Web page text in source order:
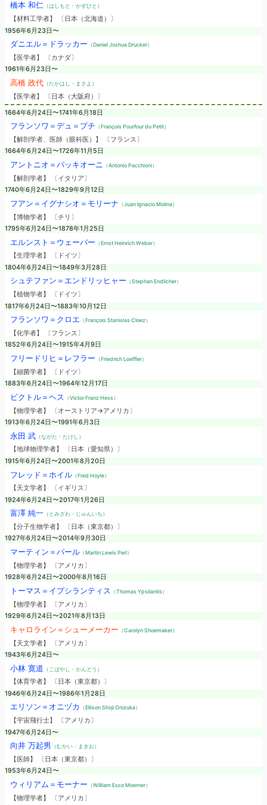
橋本 和仁（はしもと・かずひと）
【材料工学者】 〔日本（北海道）〕
1956年6月23日〜
ダニエル＝ドラッカー （Daniel Joshua Drucker）
【医学者】 〔カナダ〕
1961年6月23日〜
高橋 政代（たかはし・まさよ）
【医学者】 〔日本（大阪府）〕
1664年6月24日〜1741年6月18日
フランソワ＝デュ＝プチ （François Pourfour du Petit）
【解剖学者、医師（眼科医）】 〔フランス〕
1664年6月24日〜1726年11月5日
アントニオ＝パッキオーニ （Antonio Pacchioni）
【解剖学者】 〔イタリア〕
1740年6月24日〜1829年9月12日
フアン＝イグナシオ＝モリーナ （Juan Ignacio Molina）
【博物学者】 〔チリ〕
1795年6月24日〜1878年1月25日
エルンスト＝ウェーバー （Ernst Heinrich Weber）
【生理学者】 〔ドイツ〕
1804年6月24日〜1849年3月28日
シュテファン＝エンドリッヒャー （Stephan Endlicher）
【植物学者】 〔ドイツ〕
1817年6月24日〜1883年10月12日
フランソワ＝クロエ （François Stanislas Cloez）
【化学者】 〔フランス〕
1852年6月24日〜1915年4月9日
フリードリヒ＝レフラー （Friedrich Loeffler）
【細菌学者】 〔ドイツ〕
1883年6月24日〜1964年12月17日
ビクトル＝ヘス （Victor Franz Hess）
【物理学者】 〔オーストリア→アメリカ〕
1913年6月24日〜1991年6月3日
永田 武（ながた・たけし）
【地球物理学者】 〔日本（愛知県）〕
1915年6月24日〜2001年8月20日
フレッド＝ホイル（Fred Hoyle）
【天文学者】 〔イギリス〕
1924年6月24日〜2017年1月26日
富澤 純一（とみざわ・じゅんいち）
【分子生物学者】 〔日本（東京都）〕
1927年6月24日〜2014年9月30日
マーティン＝パール（Martin Lewis Perl）
【物理学者】 〔アメリカ〕
1928年6月24日〜2000年8月16日
トーマス＝イプシランティス （Thomas Ypsilantis）
【物理学者】 〔アメリカ〕
1929年6月24日〜2021年8月13日
キャロライン＝シューメーカー （Carolyn Shoemaker）
【天文学者】 〔アメリカ〕
1943年6月24日〜
小林 寛道 （こばやし・かんどう）
【体育学者】 〔日本（東京都）〕
1946年6月24日〜1986年1月28日
エリソン＝オニヅカ （Ellison Shoji Onizuka）
【宇宙飛行士】 〔アメリカ〕
1947年6月24日〜
向井 万起男 （むかい・まきお）
【医師】 〔日本（東京都）〕
1953年6月24日〜
ウィリアム＝モーナー （William Esco Moerner）
【物理学者】 〔アメリカ〕